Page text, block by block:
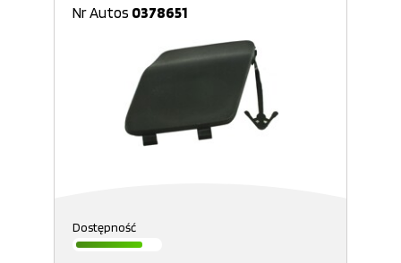
Nr Autos 0378651
Dostępność